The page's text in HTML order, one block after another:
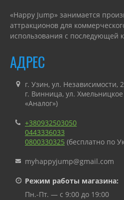
«Happy Jump» занимается
аттракционов для
использования с последующей
АДРЕС
г. Узин, ул. Независимости,
г. Винница, ул.
«Аналог»)
+380932503050
0443336033
0800330325 (бесплатно по
myhappyjump@gmail.com
Режим работы магазина:
Пн.-Пт. — с 9:00 до 19:00